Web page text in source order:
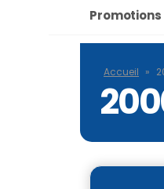
Promotions
Accueil »